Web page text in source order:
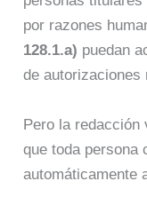
por razones
128.1.a) puedan
de autorizaciones
Pero la redacción
que toda persona
automáticamente